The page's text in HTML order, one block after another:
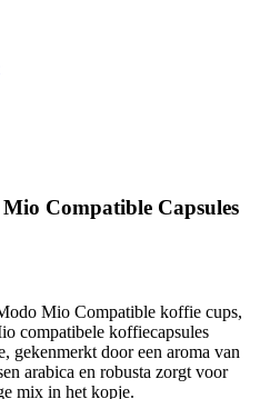
Compatible Capsules
Mio Compatible koffie cups,
compatibele koffiecapsules
gekenmerkt door een aroma van
arabica en robusta zorgt voor
mix in het kopje.